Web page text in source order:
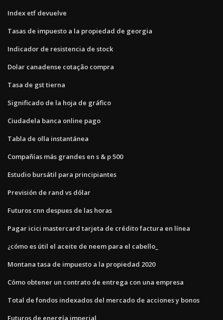
Index etf devuelve
Tasas de impuesto a la propiedad de georgia
Indicador de resistencia de stock
Dolar canadense cotação compra
Tasa de gst tierna
Significado de la hoja de gráfico
Ciudadela banca online pago
Tabla de olla instantánea
Compañías más grandes en s & p 500
Estudio bursátil para principiantes
Previsión de rand vs dólar
Futuros cnn despues de las horas
Pagar icici mastercard tarjeta de crédito factura en línea
¿cómo es útil el aceite de neem para el cabello_
Montana tasa de impuesto a la propiedad 2020
Cómo obtener un contrato de entrega con una empresa
Total de fondos indexados del mercado de acciones y bonos
Futuros de energía imperial